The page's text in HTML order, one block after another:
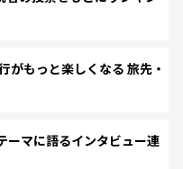
もっと楽しくなる 旅先・
ーマに語るインタビュー連